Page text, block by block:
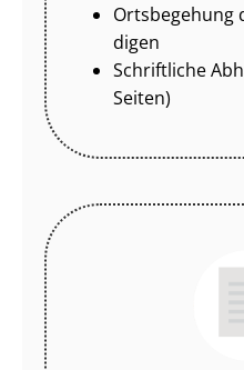
Ortsbegehung
di­gen
Schriftliche
Seiten)